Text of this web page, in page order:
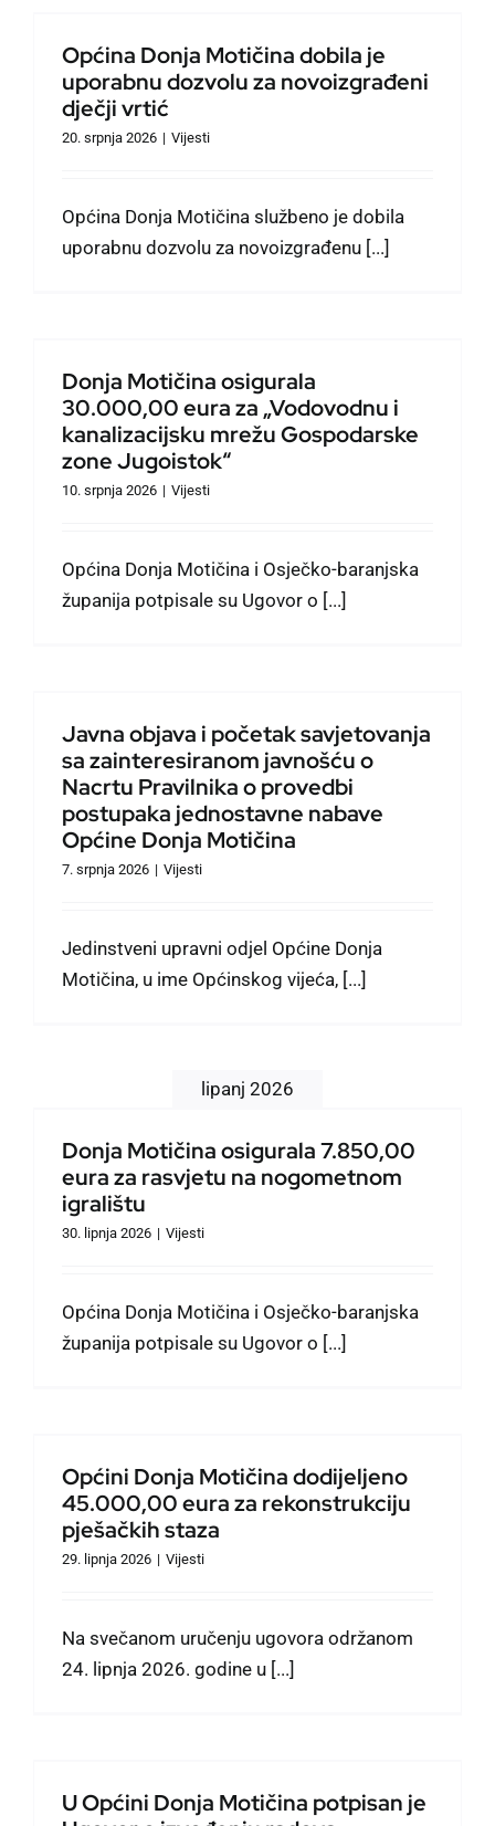
Općina Donja Motičina dobila je
uporabnu dozvolu za novoizgrađeni
dječji vrtić
20. srpnja 2026 | Vijesti
Općina Donja Motičina službeno je dobila
uporabnu dozvolu za novoizgrađenu [...]
Donja Motičina osigurala
30.000,00 eura za „Vodovodnu i
kanalizacijsku mrežu Gospodarske
zone Jugoistok“
10. srpnja 2026 | Vijesti
Općina Donja Motičina i Osječko-baranjska
županija potpisale su Ugovor o [...]
Javna objava i početak savjetovanja
sa zainteresiranom javnošću o
Nacrtu Pravilnika o provedbi
postupaka jednostavne nabave
Općine Donja Motičina
7. srpnja 2026 | Vijesti
Jedinstveni upravni odjel Općine Donja
Motičina, u ime Općinskog vijeća, [...]
lipanj 2026
Donja Motičina osigurala 7.850,00
eura za rasvjetu na nogometnom
igralištu
30. lipnja 2026 | Vijesti
Općina Donja Motičina i Osječko-baranjska
županija potpisale su Ugovor o [...]
Općini Donja Motičina dodijeljeno
45.000,00 eura za rekonstrukciju
pješačkih staza
29. lipnja 2026 | Vijesti
Na svečanom uručenju ugovora održanom
24. lipnja 2026. godine u [...]
U Općini Donja Motičina potpisan je